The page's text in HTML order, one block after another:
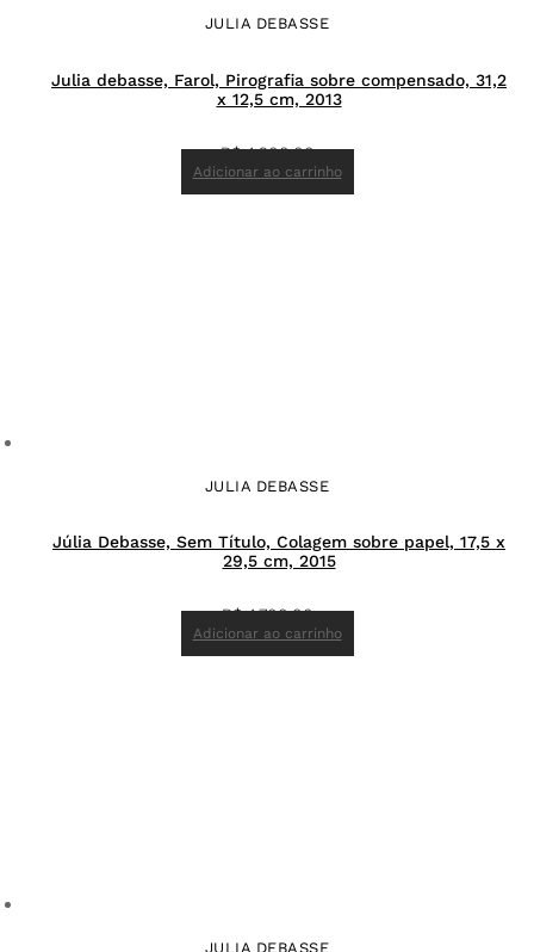
JULIA DEBASSE
Julia debasse, Farol, Pirografia sobre compensado, 31,2
x 12,5 cm, 2013
R$4.200,00
Adicionar ao carrinho
JULIA DEBASSE
Júlia Debasse, Sem Título, Colagem sobre papel, 17,5 x
29,5 cm, 2015
R$4.700,00
Adicionar ao carrinho
JULIA DEBASSE